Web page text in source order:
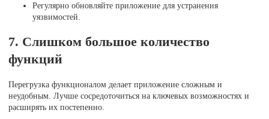
Регулярно обновляйте приложение для устранения
уязвимостей.
7. Слишком большое количество
функций
Перегрузка функционалом делает приложение сложным и
неудобным. Лучше сосредоточиться на ключевых возможностях и
расширять их постепенно.